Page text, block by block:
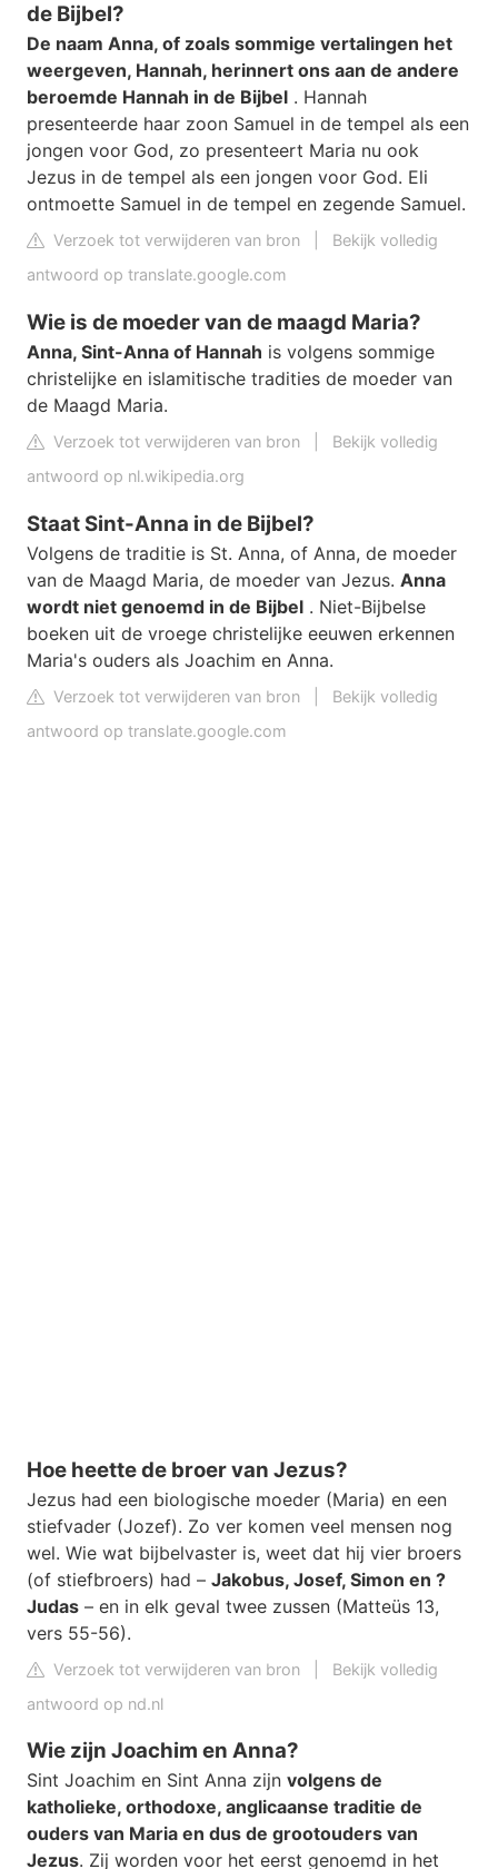
de Bijbel?
De naam Anna, of zoals sommige vertalingen het
weergeven, Hannah, herinnert ons aan de andere
beroemde Hannah in de Bijbel . Hannah
presenteerde haar zoon Samuel in de tempel als een
jongen voor God, zo presenteert Maria nu ook
Jezus in de tempel als een jongen voor God. Eli
ontmoette Samuel in de tempel en zegende Samuel.
Verzoek tot verwijderen van bron
Bekijk volledig
antwoord op translate.google.com
Wie is de moeder van de maagd Maria?
Anna, Sint-Anna of Hannah is volgens sommige
christelijke en islamitische tradities de moeder van
de Maagd Maria.
Verzoek tot verwijderen van bron
Bekijk volledig
antwoord op nl.wikipedia.org
Staat Sint-Anna in de Bijbel?
Volgens de traditie is St. Anna, of Anna, de moeder
van de Maagd Maria, de moeder van Jezus. Anna
wordt niet genoemd in de Bijbel . Niet-Bijbelse
boeken uit de vroege christelijke eeuwen erkennen
Maria's ouders als Joachim en Anna.
Verzoek tot verwijderen van bron
Bekijk volledig
antwoord op translate.google.com
Hoe heette de broer van Jezus?
Jezus had een biologische moeder (Maria) en een
stiefvader (Jozef). Zo ver komen veel mensen nog
wel. Wie wat bijbelvaster is, weet dat hij vier broers
(of stiefbroers) had – Jakobus, Josef, Simon en ?
Judas – en in elk geval twee zussen (Matteüs 13,
vers 55-56).
Verzoek tot verwijderen van bron
Bekijk volledig
antwoord op nd.nl
Wie zijn Joachim en Anna?
Sint Joachim en Sint Anna zijn volgens de
katholieke, orthodoxe, anglicaanse traditie de
ouders van Maria en dus de grootouders van
Jezus. Zij worden voor het eerst genoemd in het